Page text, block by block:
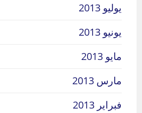
يوليو 2013
يونيو 2013
مايو 2013
مارس 2013
فبراير 2013